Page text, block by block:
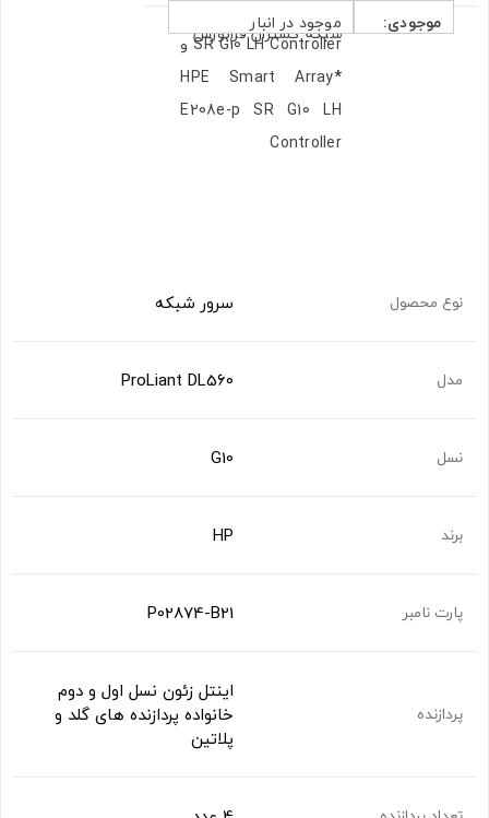
Smart Array E208i-p
SR G10 LH Controller و
*
HPE Smart Array
E208e-p SR G10 LH
Controller
شبکه گستران فرابورس
موجودی: موجود در انبار
نوع محصول سرور شبکه
مدل ProLiant DL560
نسل G10
برند HP
پارت نامبر P02874-B21
پردازنده
اینتل زئون نسل اول و دوم
خانواده پردازنده های گلد و
پلاتین